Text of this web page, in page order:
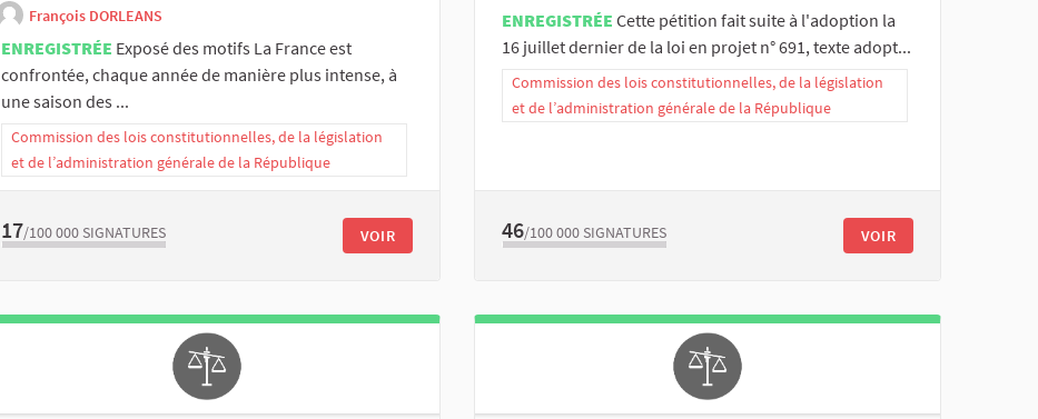
François DORLEANS
ENREGISTRÉE Exposé des motifs La France est
confrontée, chaque année de manière plus intense, à
une saison des ...
Commission des lois constitutionnelles, de la législation
et de l’administration générale de la République
17/100 000 SIGNATURES VOIR
ENREGISTRÉE Cette pétition fait suite à l'adoption la
16 juillet dernier de la loi en projet n° 691, texte adopt...
Commission des lois constitutionnelles, de la législation
et de l’administration générale de la République
46/100 000 SIGNATURES VOIR